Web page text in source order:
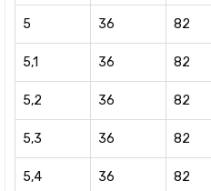
5 36 82
5,1 36 82
5,2 36 82
5,3 36 82
5,4 36 82